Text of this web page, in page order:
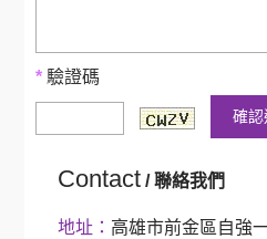
* 驗證碼
確認
Contact / 聯絡我們
地址： 高雄市前金區自強